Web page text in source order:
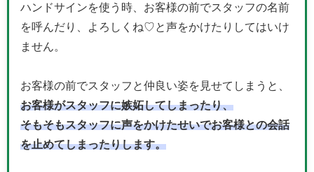
ハンドサインを使う時、お客様の前でスタッフの名前
を呼んだり、よろしくね♡と声をかけたりしてはいけ
ません。
お客様の前でスタッフと仲良い姿を見せてしまうと、
お客様がスタッフに嫉妬してしまったり、
そもそもスタッフに声をかけたせいでお客様との会話
を止めてしまったりします。